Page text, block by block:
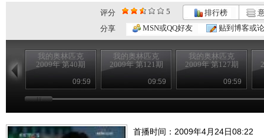
评分 5 排行榜
分享
MSN或QQ好友 贴到博客或
我的奥林匹克
2009年 第40期
09:59
我的奥林匹克
2009年 第121期
09:59
我的奥林匹克
2009年 第127期
09:59
首播时间：2009年4月24日08:22